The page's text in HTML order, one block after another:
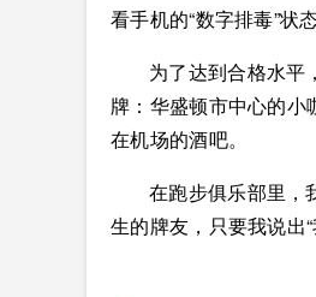
看手机的“数字排毒”状
为了达到合格水平
牌：华盛顿市中心的
在机场的酒吧。
在跑步俱乐部里，
生的牌友，只要我说出